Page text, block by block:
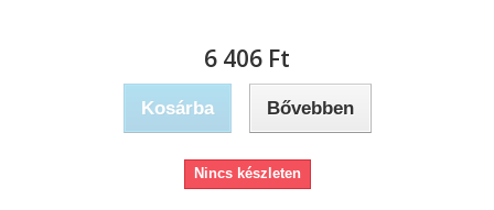
6 406 Ft‎
Kosárba Bővebben
Nincs készleten